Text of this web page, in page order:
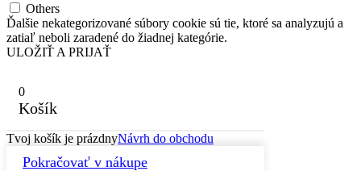
Others
Ďalšie nekategorizované súbory cookie sú tie, ktoré sa analyzujú a
zatiaľ neboli zaradené do žiadnej kategórie.
ULOŽIŤ A PRIJAŤ
0
Košík
Tvoj košík je prázdnyNávrh do obchodu
Pokračovať v nákupe